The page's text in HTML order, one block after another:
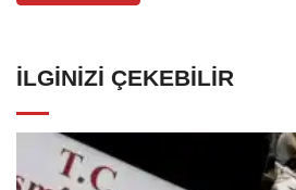
İLGINIZI ÇEKEBILIR